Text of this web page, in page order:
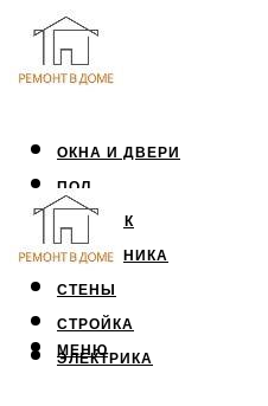
ОКНА И ДВЕРИ
ПОЛ
ПОТОЛОК
САНТЕХНИКА
СТЕНЫ
СТРОЙКА
ЭЛЕКТРИКА
МЕНЮ